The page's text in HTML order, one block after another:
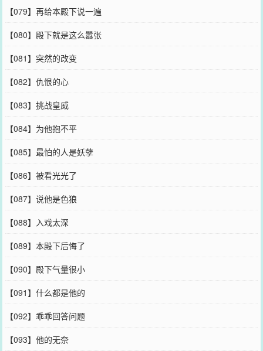
【079】再给本殿下说一遍
【080】殿下就是这么嚣张
【081】突然的改变
【082】仇恨的心
【083】挑战皇威
【084】为他抱不平
【085】最怕的人是妖孽
【086】被看光光了
【087】说他是色狼
【088】入戏太深
【089】本殿下后悔了
【090】殿下气量很小
【091】什么都是他的
【092】乖乖回答问题
【093】他的无奈